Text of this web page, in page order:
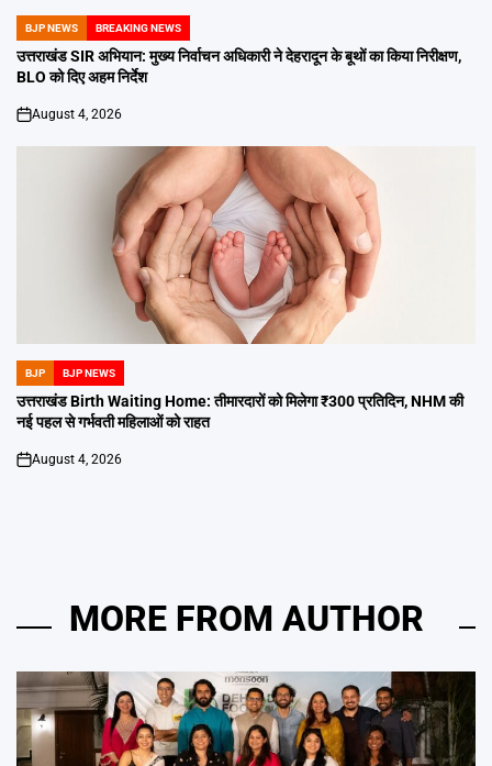
POSTED
IN
BJP NEWS BREAKING NEWS
उत्तराखंड SIR अभियान: मुख्य निर्वाचन अधिकारी ने देहरादून के बूथों का किया निरीक्षण,
BLO को दिए अहम निर्देश
on
August 4, 2026
POSTED
IN
BJP BJP NEWS
उत्तराखंड Birth Waiting Home: तीमारदारों को मिलेगा ₹300 प्रतिदिन, NHM की
नई पहल से गर्भवती महिलाओं को राहत
on
August 4, 2026
MORE FROM AUTHOR